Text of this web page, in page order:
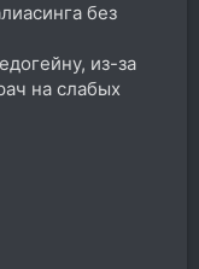
без
из-за
на слабых